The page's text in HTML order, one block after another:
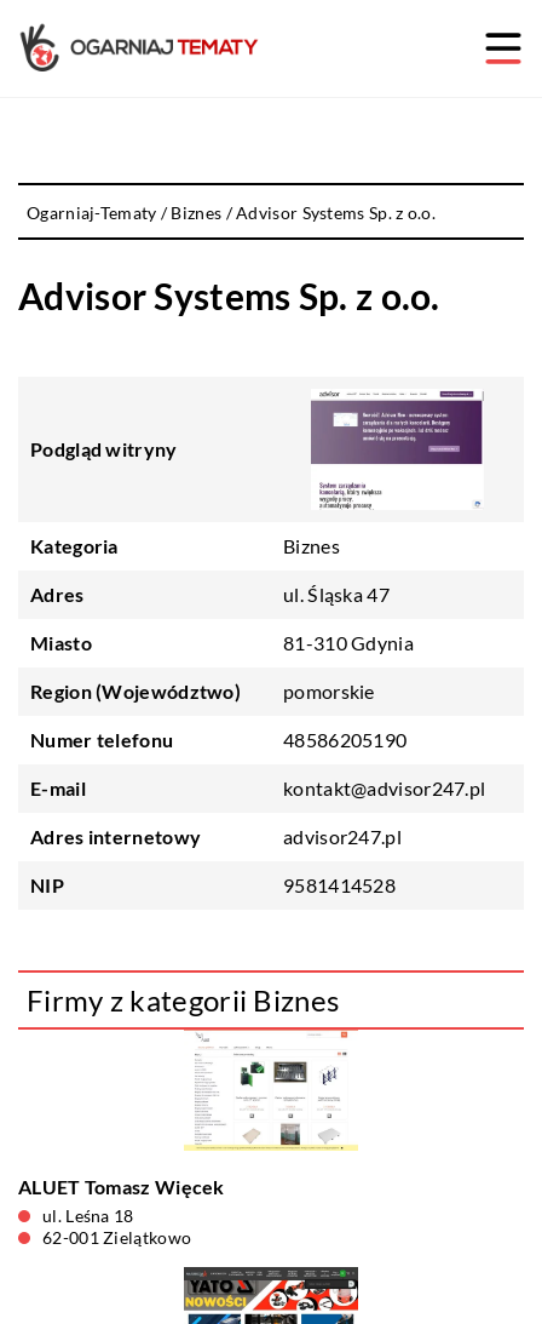
Ogarniaj-Tematy /Biznes /Advisor Systems Sp. z o.o.
Advisor Systems Sp. z o.o.
Podgląd witryny
Kategoria Biznes
Adres ul. Śląska 47
Miasto 81-310 Gdynia
Region (Województwo) pomorskie
Numer telefonu 48586205190
E-mail kontakt@advisor247.pl
Adres internetowy advisor247.pl
NIP 9581414528
Firmy z kategorii Biznes
ALUET Tomasz Więcek
ul. Leśna 18
62-001 Zielątkowo